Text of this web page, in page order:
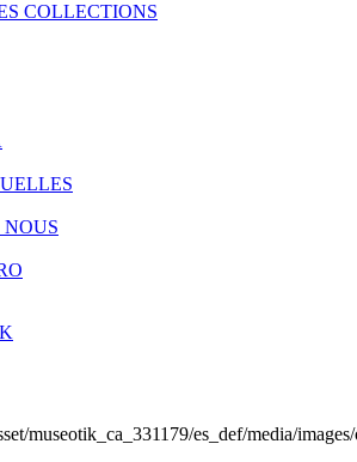
COLLECTIONS
museotik_ca_331179/es_def/media/